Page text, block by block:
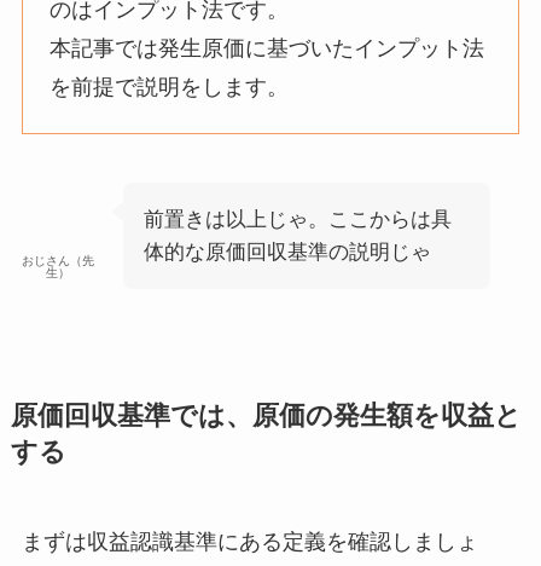
のはインプット法です。
本記事では発生原価に基づいたインプット法
を前提で説明をします。
おじさん（先
生）
前置きは以上じゃ。ここからは具
体的な原価回収基準の説明じゃ
原価回収基準では、原価の発生額を収益と
する
まずは収益認識基準にある定義を確認しましょ